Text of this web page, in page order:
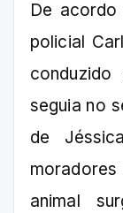
De
policial
seguia no
de
animal